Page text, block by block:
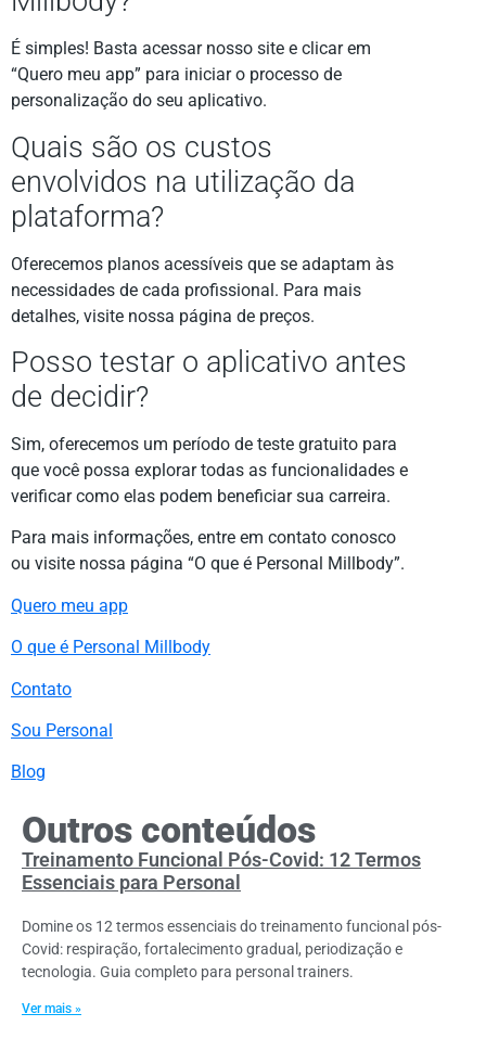
É simples! Basta acessar nosso site e clicar em
“Quero meu app” para iniciar o processo de
personalização do seu aplicativo.
Quais são os custos
envolvidos na utilização da
plataforma?
Oferecemos planos acessíveis que se adaptam às
necessidades de cada profissional. Para mais
detalhes, visite nossa página de preços.
Posso testar o aplicativo antes
de decidir?
Sim, oferecemos um período de teste gratuito para
que você possa explorar todas as funcionalidades e
verificar como elas podem beneficiar sua carreira.
Para mais informações, entre em contato conosco
ou visite nossa página “O que é Personal Millbody”.
Quero meu app
O que é Personal Millbody
Contato
Sou Personal
Blog
Outros conteúdos
Treinamento Funcional Pós-Covid: 12 Termos
Essenciais para Personal
Domine os 12 termos essenciais do treinamento funcional pós-
Covid: respiração, fortalecimento gradual, periodização e
tecnologia. Guia completo para personal trainers.
Ver mais »